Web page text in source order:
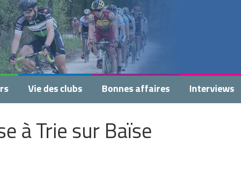
Vie des clubs Bonnes affaires Interviews
à Trie sur Baïse